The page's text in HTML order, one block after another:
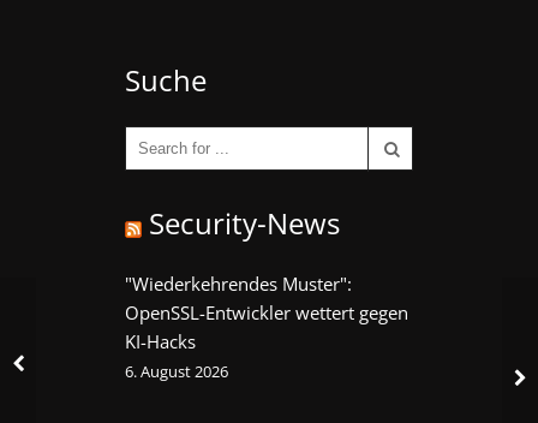
Suche
Security-News
"Wiederkehrendes Muster":
OpenSSL-Entwickler wettert gegen
KI-Hacks
6. August 2026